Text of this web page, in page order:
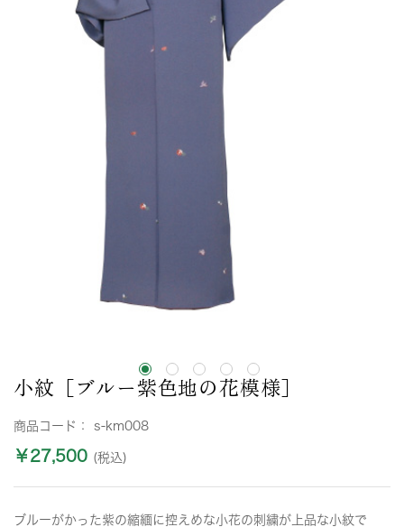
小紋［ブルー紫色地の花模様］
商品コード： s-km008
￥27,500 (税込)
ブルーがかった紫の縮緬に控えめな小花の刺繍が上品な小紋で